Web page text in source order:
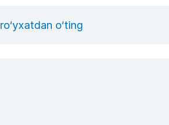
ro‘yxatdan o‘ting